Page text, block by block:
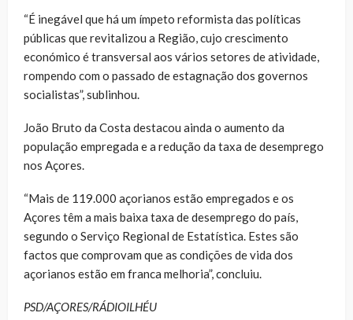
“É inegável que há um ímpeto reformista das políticas
públicas que revitalizou a Região, cujo crescimento
económico é transversal aos vários setores de atividade,
rompendo com o passado de estagnação dos governos
socialistas”, sublinhou.
João Bruto da Costa destacou ainda o aumento da
população empregada e a redução da taxa de desemprego
nos Açores.
“Mais de 119.000 açorianos estão empregados e os
Açores têm a mais baixa taxa de desemprego do país,
segundo o Serviço Regional de Estatística. Estes são
factos que comprovam que as condições de vida dos
açorianos estão em franca melhoria”, concluiu.
PSD/AÇORES/RÁDIOILHÉU